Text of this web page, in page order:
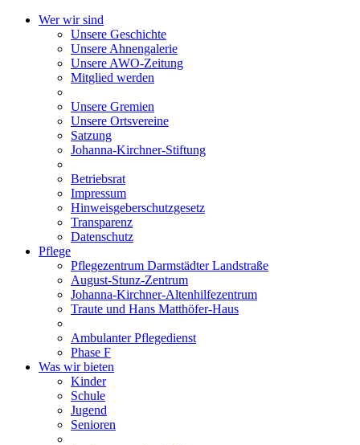
Wer wir sind
Unsere Geschichte
Unsere Ahnengalerie
Unsere AWO-Zeitung
Mitglied werden
Unsere Gremien
Unsere Ortsvereine
Satzung
Johanna-Kirchner-Stiftung
Betriebsrat
Impressum
Hinweisgeberschutzgesetz
Transparenz
Datenschutz
Pflege
Pflegezentrum Darmstädter Landstraße
August-Stunz-Zentrum
Johanna-Kirchner-Altenhilfezentrum
Traute und Hans Matthöfer-Haus
Ambulanter Pflegedienst
Phase F
Was wir bieten
Kinder
Schule
Jugend
Senioren